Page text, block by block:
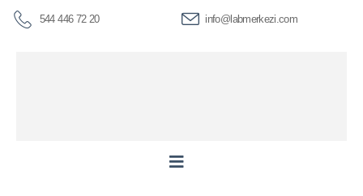
544 446 72 20 info@labmerkezi.com